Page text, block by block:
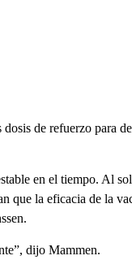
de refuerzo para
en el tiempo. Al
que la eficacia de la
dijo Mammen.